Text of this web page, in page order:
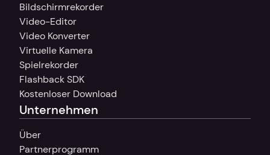
Bildschirmrekorder
Video-Editor
Video Konverter
Virtuelle Kamera
Spielrekorder
Flashback SDK
Kostenloser Download
Unternehmen
Über
Partnerprogramm